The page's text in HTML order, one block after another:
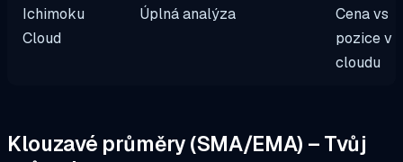
Ichimoku
Cloud
Úplná analýza
Cena vs
pozice v
cloudu
Klouzavé průměry (SMA/EMA) – Tvůj